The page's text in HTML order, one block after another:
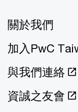
關於我們
加入PwC
與我們連絡
資誠之友會